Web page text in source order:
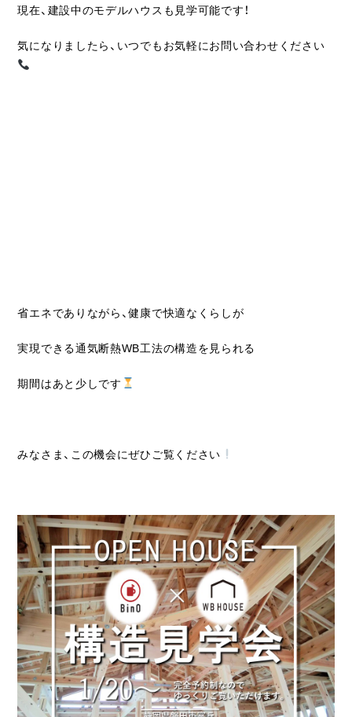
現在、建設中のモデルハウスも見学可能です！
気になりましたら、いつでもお気軽にお問い合わせください
省エネでありながら、健康で快適なくらしが
実現できる通気断熱WB工法の構造を見られる
期間はあと少しです
みなさま、この機会にぜひご覧ください